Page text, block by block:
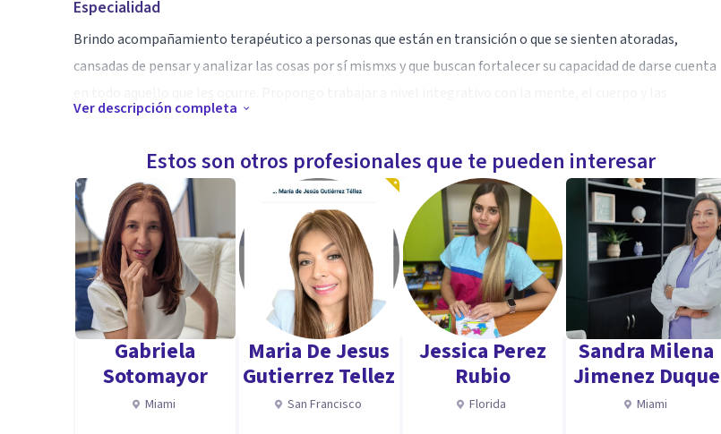
Especialidad
Brindo acompañamiento terapéutico a personas que están en transición o que se sienten atoradas,
cansadas de pensar y analizar las cosas por sí mismxs y que buscan fortalecer su capacidad de darse cuenta
emociones; de lo sistémico (social y familiar) a lo personal.
Soy una terapeuta transparente, suave y profunda, que percibe mucho en las sutilezas, que se vitaliza y
disfruta aprender de cada encuentro humano. Soy una terapeuta a la que se le facilita vaciarse de sí misma
para poder estar presente y atenta para cada paciente. Soy una terapeuta experimental, muy atraída hacia
lo musical y corporal, que le gusta poco a poco ir probando cosas nuevas dependiendo de lo que suceda en
cada sesión.
Ver descripción completa
Estos son otros profesionales que te pueden interesar
Gabriela
Sotomayor
Miami
Maria De Jesus
Gutierrez Tellez
San Francisco
Jessica Perez
Rubio
Florida
Sandra Milena
Jimenez Duque
Miami